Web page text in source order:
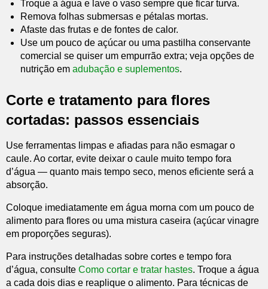
Troque a água e lave o vaso sempre que ficar turva.
Remova folhas submersas e pétalas mortas.
Afaste das frutas e de fontes de calor.
Use um pouco de açúcar ou uma pastilha conservante
comercial se quiser um empurrão extra; veja opções de
nutrição em adubação e suplementos.
Corte e tratamento para flores
cortadas: passos essenciais
Use ferramentas limpas e afiadas para não esmagar o
caule. Ao cortar, evite deixar o caule muito tempo fora
d’água — quanto mais tempo seco, menos eficiente será a
absorção.
Coloque imediatamente em água morna com um pouco de
alimento para flores ou uma mistura caseira (açúcar vinagre
em proporções seguras).
Para instruções detalhadas sobre cortes e tempo fora
d’água, consulte Como cortar e tratar hastes. Troque a água
a cada dois dias e reaplique o alimento. Para técnicas de